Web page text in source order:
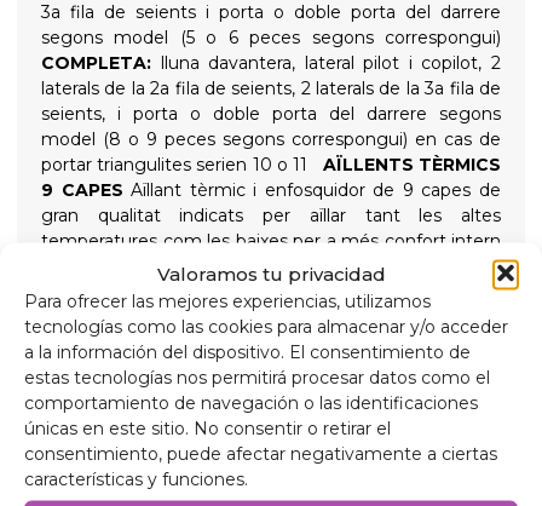
Valoramos tu privacidad
Para ofrecer las mejores experiencias, utilizamos
tecnologías como las cookies para almacenar y/o acceder
a la información del dispositivo. El consentimiento de
estas tecnologías nos permitirá procesar datos como el
comportamiento de navegación o las identificaciones
únicas en este sitio. No consentir o retirar el
consentimiento, puede afectar negativamente a ciertas
características y funciones.
3a fila de seients i porta o doble porta del darrere
segons model (5 o 6 peces segons correspongui)
COMPLETA: lluna davantera, lateral pilot i copilot, 2
laterals de la 2a fila de seients, 2 laterals de la 3a fila de
seients, i porta o doble porta del darrere segons
model (8 o 9 peces segons correspongui) en cas de
portar triangulites serien 10 o 11 AÏLLENTS TÈRMICS
9 CAPES Aïllant tèrmic i enfosquidor de 9 capes de
gran qualitat indicats per aïllar tant les altes
temperatures com les baixes per a més confort intern
i proporcionant total foscor per a les nits de descans,
subjectats amb ventoses de rosca de gran succió i
fàcil extracció per simplificar la seva col·locació
Composició
Alumini de 90 micres anti raigs ultraviolats i resistent
a ratllades.
Polietilè expandit 2mm.
Pel·lícula d'alumini de 38 micres, per a aïllament.
Polietilè expandit 2mm.
Pel·lícula d'alumini de 38 micres.